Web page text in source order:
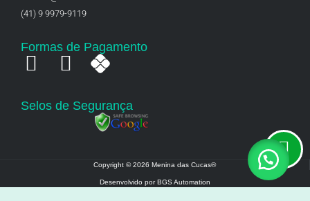
(41) 9 9979-9119
Formas de Pagamento
Selos de Segurança
Copyright © 2026 Menina das Cucas®
Desenvolvido por BGS Automation